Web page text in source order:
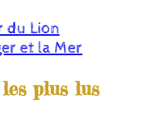
du Lion
et la Mer
plus lus